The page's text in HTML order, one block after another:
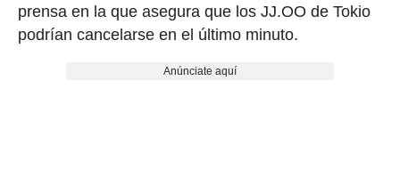
prensa en la que asegura que los JJ.OO de Tokio
podrían cancelarse en el último minuto.
Anúnciate aquí